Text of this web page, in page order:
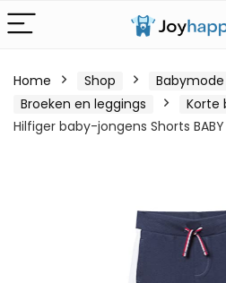
Home Shop
Broeken en leggings
Korte
Hilfiger baby-jongens Shorts BABY